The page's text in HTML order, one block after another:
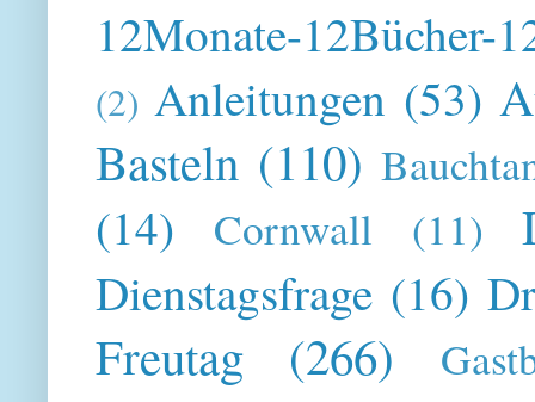
12Monate-12Bücher-
(2) Anleitungen (53)
Basteln (110)
(14) Cornwall (11)
Dienstagsfrage (16)
Freutag (266)